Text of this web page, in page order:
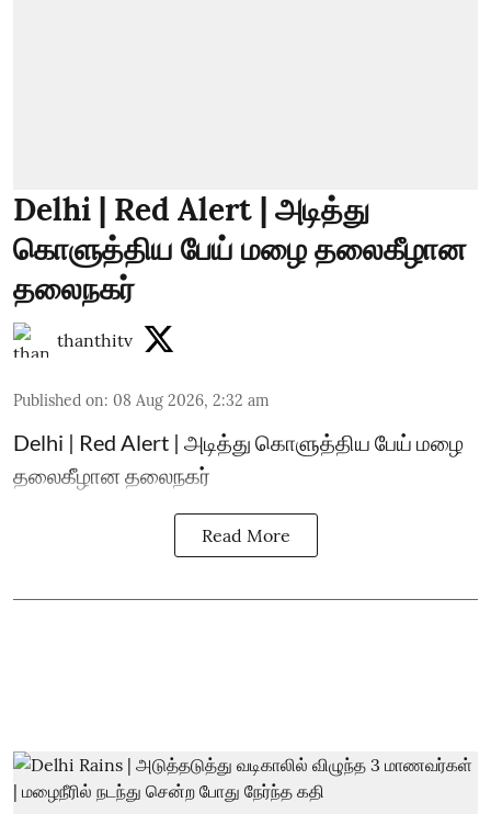
Delhi | Red Alert | அடித்து
கொளுத்திய பேய் மழை தலைகீழான
தலைநகர்
thanthitv
Published on: 08 Aug 2026, 2:32 am
Delhi | Red Alert | அடித்து கொளுத்திய பேய் மழை
தலைகீழான தலைநகர்
Read More